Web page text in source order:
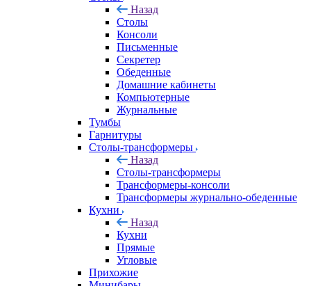
Назад
Столы
Консоли
Письменные
Секретер
Обеденные
Домашние кабинеты
Компьютерные
Журнальные
Тумбы
Гарнитуры
Столы-трансформеры
Назад
Столы-трансформеры
Трансформеры-консоли
Трансформеры журнально-обеденные
Кухни
Назад
Кухни
Прямые
Угловые
Прихожие